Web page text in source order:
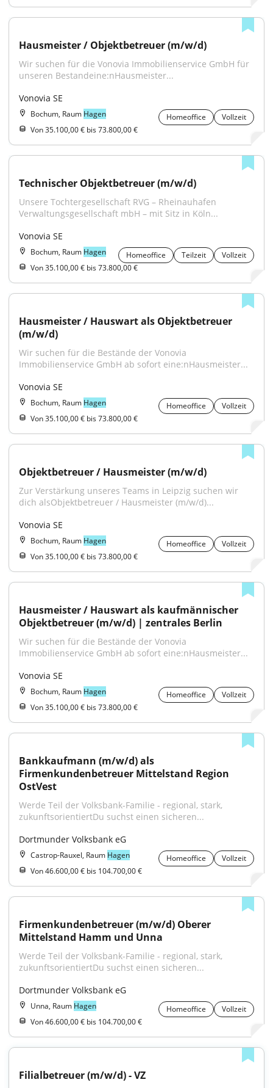
Hausmeister / Objektbetreuer (m/w/d)
Wir suchen für die Vonovia Immobilienservice GmbH für
unseren Bestandeine:nHausmeister...
Vonovia SE
Bochum, Raum Hagen Homeoffice
Vollzeit
Von 35.100,00 € bis 73.800,00 €
Technischer Objektbetreuer (m/w/d)
Unsere Tochtergesellschaft RVG – Rheinauhafen
Verwaltungsgesellschaft mbH – mit Sitz in Köln...
Vonovia SE
Bochum, Raum Hagen Homeoffice Teilzeit
Vollzeit
Von 35.100,00 € bis 73.800,00 €
Hausmeister / Hauswart als Objektbetreuer
(m/w/d)
Wir suchen für die Bestände der Vonovia
Immobilienservice GmbH ab sofort eine:nHausmeister...
Vonovia SE
Bochum, Raum Hagen Homeoffice
Vollzeit
Von 35.100,00 € bis 73.800,00 €
Objektbetreuer / Hausmeister (m/w/d)
Zur Verstärkung unseres Teams in Leipzig suchen wir
dich alsObjektbetreuer / Hausmeister (m/w/d)...
Vonovia SE
Bochum, Raum Hagen Homeoffice
Vollzeit
Von 35.100,00 € bis 73.800,00 €
Hausmeister / Hauswart als kaufmännischer
Objektbetreuer (m/w/d) | zentrales Berlin
Wir suchen für die Bestände der Vonovia
Immobilienservice GmbH ab sofort eine:nHausmeister...
Vonovia SE
Bochum, Raum Hagen Homeoffice
Vollzeit
Von 35.100,00 € bis 73.800,00 €
Bankkaufmann (m/w/d) als
Firmenkundenbetreuer Mittelstand Region
OstVest
Werde Teil der Volksbank-Familie - regional, stark,
zukunftsorientiertDu suchst einen sicheren...
Dortmunder Volksbank eG
Castrop-Rauxel, Raum Hagen Homeoffice
Vollzeit
Von 46.600,00 € bis 104.700,00 €
Firmenkundenbetreuer (m/w/d) Oberer
Mittelstand Hamm und Unna
Werde Teil der Volksbank-Familie - regional, stark,
zukunftsorientiertDu suchst einen sicheren...
Dortmunder Volksbank eG
Unna, Raum Hagen Homeoffice
Vollzeit
Von 46.600,00 € bis 104.700,00 €
Filialbetreuer (m/w/d) - VZ